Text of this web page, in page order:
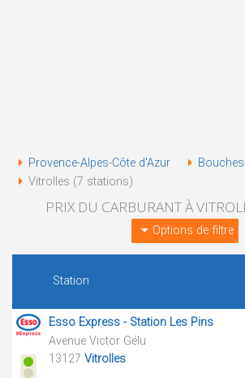
Provence-Alpes-Côte d'Azur
Vitrolles (7 stations)
PRIX DU CARBURANT À
Options de filtre
Station
Esso Express - Station Les Pins
Avenue Victor Gélu
13127 Vitrolles